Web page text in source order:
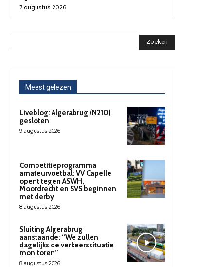
7 augustus 2026
Zoeken
Meest gelezen
Liveblog: Algerabrug (N210)
gesloten
9 augustus 2026
Competitieprogramma
amateurvoetbal: VV Capelle
opent tegen ASWH,
Moordrecht en SVS beginnen
met derby
8 augustus 2026
Sluiting Algerabrug
aanstaande: “We zullen
dagelijks de verkeerssituatie
monitoren”
8 augustus 2026